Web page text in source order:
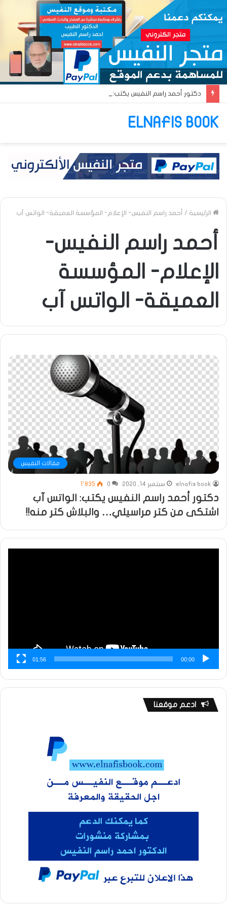
ELNAFIS BOOK
الرئيسية / أحمد راسم النفيس- الإعلام- المؤسسة العميقة- الواتس آب
أحمد راسم النفيس-
الإعلام- المؤسسة
العميقة- الواتس آب
مقالات النفيس
elnafis book سبتمبر 14, 2020 0 1٬835
دكتور أحمد راسم النفيس يكتب: الواتس آب
اشتكى من كتر مراسيلي… والبلاش كتر منه!!
00:00
01:56
ادعم موقعنا